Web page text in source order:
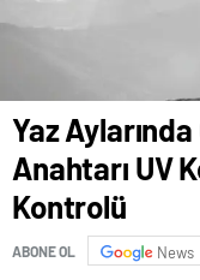
Yaz
Anahtarı UV
Kontrolü
ABONE OL News